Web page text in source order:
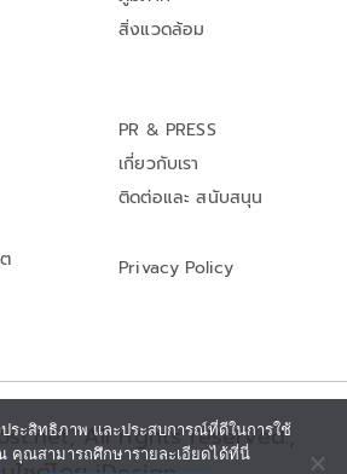
สิ่งแวดล้อม
PR & PRESS
เกี่ยวกับเรา
ติดต่อและ สนับสนุน
Privacy Policy
All rights reserved.,
ระสิทธิภาพ และประสบการณ์ที่ดีในการใช้
คุณสามารถศึกษารายละเอียดได้ที่นี่